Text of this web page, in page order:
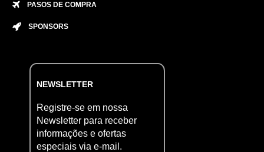
PASOS DE COMPRA
SPONSORS
NEWSLETTER
Registre-se em nossa
Newsletter para receber
informações e ofertas
especiais via e-mail.